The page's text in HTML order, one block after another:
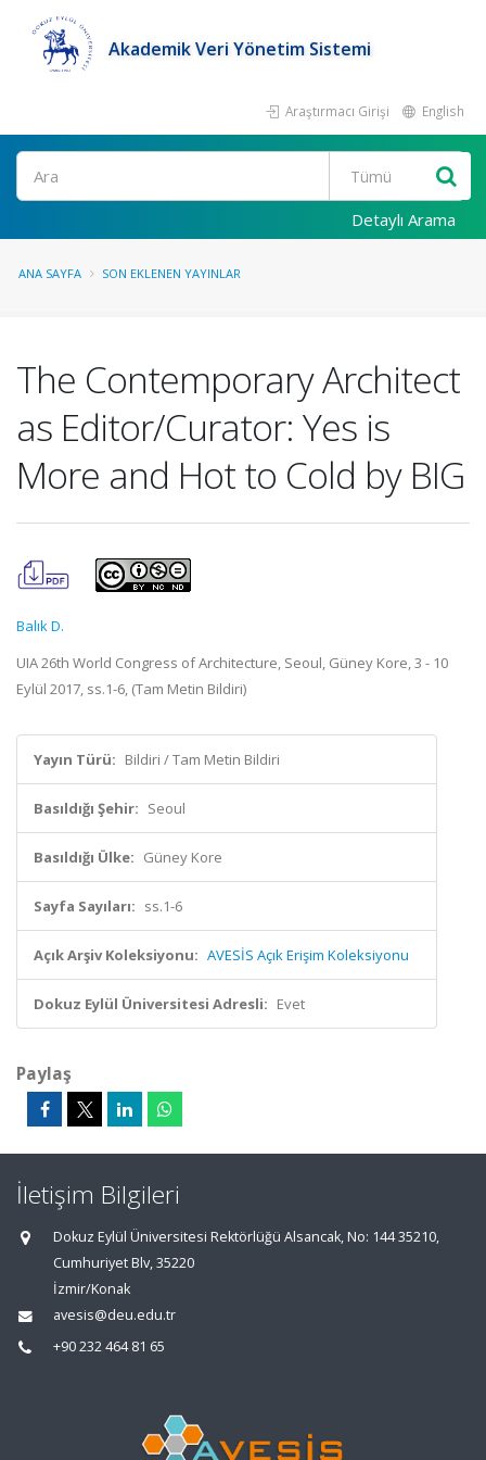
Akademik Veri Yönetim Sistemi
Araştırmacı Girişi English
Ara
Detaylı Arama
ANA SAYFA SON EKLENEN YAYINLAR
The Contemporary Architect
as Editor/Curator: Yes is
More and Hot to Cold by BIG
Balık D.
UIA 26th World Congress of Architecture, Seoul, Güney Kore, 3 - 10
Eylül 2017, ss.1-6, (Tam Metin Bildiri)
Yayın Türü: Bildiri / Tam Metin Bildiri
Basıldığı Şehir: Seoul
Basıldığı Ülke: Güney Kore
Sayfa Sayıları: ss.1-6
Açık Arşiv Koleksiyonu: AVESİS Açık Erişim Koleksiyonu
Dokuz Eylül Üniversitesi Adresli: Evet
Paylaş
İletişim Bilgileri
Dokuz Eylül Üniversitesi Rektörlüğü Alsancak, No: 144 35210,
Cumhuriyet Blv, 35220
İzmir/Konak
avesis@deu.edu.tr
+90 232 464 81 65